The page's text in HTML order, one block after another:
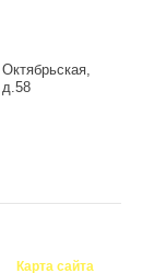
Октябрьская,
д.58
Карта сайта